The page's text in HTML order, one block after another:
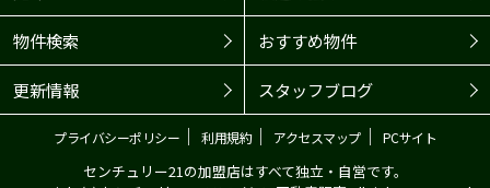
物件検索 おすすめ物件
更新情報 スタッフブログ
プライバシーポリシー ｜ 利用規約｜ アクセスマップ｜ PCサイト
センチュリー21の加盟店はすべて独立・自営です。